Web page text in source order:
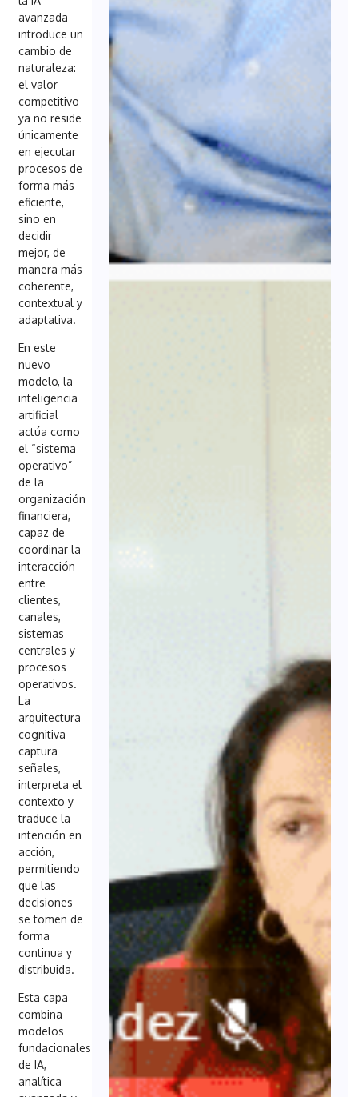
avanzada
introduce un
cambio de
naturaleza:
el valor
competitivo
ya no reside
únicamente
en ejecutar
procesos de
forma más
eficiente,
sino en
decidir
mejor, de
manera más
coherente,
contextual y
adaptativa.
En este
nuevo
modelo, la
inteligencia
artificial
actúa como
el “sistema
operativo”
de la
organización
financiera,
capaz de
coordinar la
interacción
entre
clientes,
canales,
sistemas
centrales y
procesos
operativos.
La
arquitectura
cognitiva
captura
señales,
interpreta el
contexto y
traduce la
intención en
acción,
permitiendo
que las
decisiones
se tomen de
forma
continua y
distribuida.
Esta capa
combina
modelos
fundacionales
de IA,
analítica